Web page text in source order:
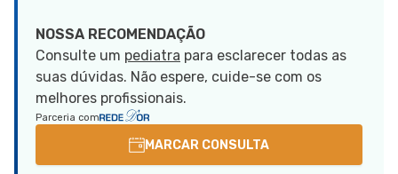
NOSSA RECOMENDAÇÃO
Consulte um pediatra para esclarecer todas as
suas dúvidas. Não espere, cuide-se com os
melhores profissionais.
Parceria com
MARCAR CONSULTA